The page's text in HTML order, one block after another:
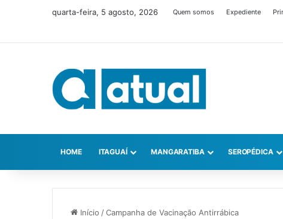
quarta-feira, 5 agosto, 2026 Quem somos Expediente
HOME ITAGUAÍ MANGARATIBA SEROPÉDICA
Início /Campanha de Vacinação Antirrábica